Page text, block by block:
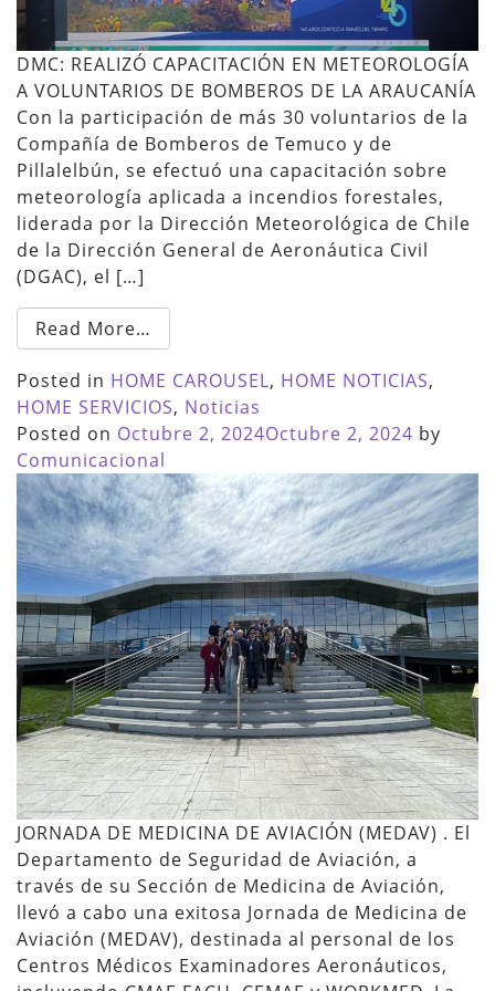
DMC: REALIZÓ CAPACITACIÓN EN METEOROLOGÍA
A VOLUNTARIOS DE BOMBEROS DE LA ARAUCANÍA
Con la participación de más 30 voluntarios de la
Compañía de Bomberos de Temuco y de
Pillalelbún, se efectuó una capacitación sobre
meteorología aplicada a incendios forestales,
liderada por la Dirección Meteorológica de Chile
de la Dirección General de Aeronáutica Civil
(DGAC), el […]
Read More…
Posted in HOME CAROUSEL, HOME NOTICIAS,
HOME SERVICIOS, Noticias
Posted on Octubre 2, 2024Octubre 2, 2024 by
Comunicacional
JORNADA DE MEDICINA DE AVIACIÓN (MEDAV) . El
Departamento de Seguridad de Aviación, a
través de su Sección de Medicina de Aviación,
llevó a cabo una exitosa Jornada de Medicina de
Aviación (MEDAV), destinada al personal de los
Centros Médicos Examinadores Aeronáuticos,